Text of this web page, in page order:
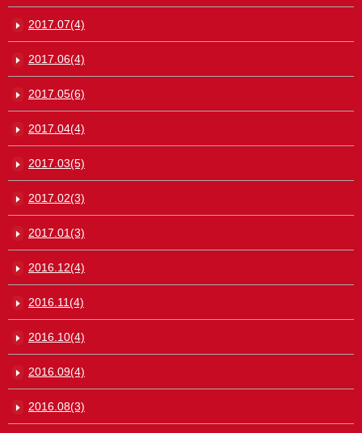
2017.07(4)
2017.06(4)
2017.05(6)
2017.04(4)
2017.03(5)
2017.02(3)
2017.01(3)
2016.12(4)
2016.11(4)
2016.10(4)
2016.09(4)
2016.08(3)